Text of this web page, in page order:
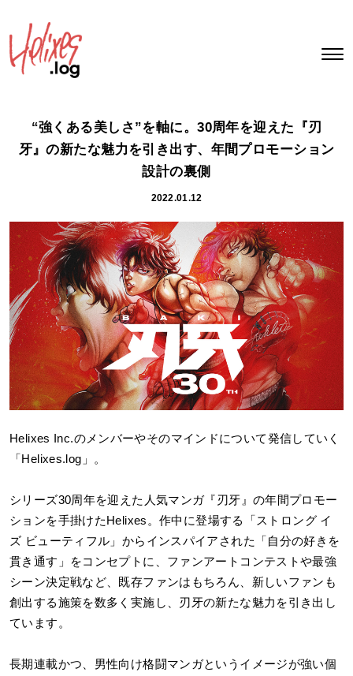
“強くある美しさ”を軸に。30周年を迎えた『刃
牙』の新たな魅力を引き出す、年間プロモーション
設計の裏側
2022.01.12
Helixes Inc.のメンバーやそのマインドについて発信していく
「Helixes.log」。
シリーズ30周年を迎えた人気マンガ『刃牙』の年間プロモー
ションを手掛けたHelixes。作中に登場する「ストロング イ
ズ ビューティフル」からインスパイアされた「自分の好きを
貫き通す」をコンセプトに、ファンアートコンテストや最強
シーン決定戦など、既存ファンはもちろん、新しいファンも
創出する施策を数多く実施し、刃牙の新たな魅力を引き出し
ています。
長期連載かつ、男性向け格闘マンガというイメージが強い個